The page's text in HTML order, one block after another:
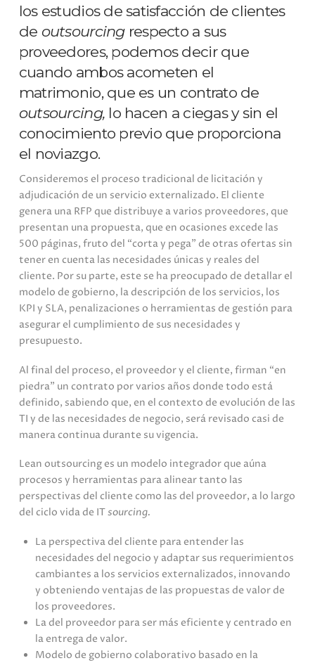
los estudios de satisfacción de clientes
de outsourcingrespecto a sus
proveedores, podemos decir que
cuando ambos acometen el
matrimonio, que es un contrato de
outsourcing, lo hacen a ciegas y sin el
conocimiento previo que proporciona
el noviazgo.
Consideremos el proceso tradicional de licitación y
adjudicación de un servicio externalizado. El cliente
genera una RFP que distribuye a varios proveedores, que
presentan una propuesta, que en ocasiones excede las
500 páginas, fruto del “corta y pega” de otras ofertas sin
tener en cuenta las necesidades únicas y reales del
cliente. Por su parte, este se ha preocupado de detallar el
modelo de gobierno, la descripción de los servicios, los
KPI y SLA, penalizaciones o herramientas de gestión para
asegurar el cumplimiento de sus necesidades y
presupuesto.
Al final del proceso, el proveedor y el cliente, firman “en
piedra” un contrato por varios años donde todo está
definido, sabiendo que, en el contexto de evolución de las
TI y de las necesidades de negocio, será revisado casi de
manera continua durante su vigencia.
Lean outsourcing es un modelo integrador que aúna
procesos y herramientas para alinear tanto las
perspectivas del cliente como las del proveedor, a lo largo
del ciclo vida de ITsourcing.
La perspectiva del cliente para entender las
necesidades del negocio y adaptar sus requerimientos
cambiantes a los servicios externalizados, innovando
y obteniendo ventajas de las propuestas de valor de
los proveedores.
La del proveedor para ser más eficiente y centrado en
la entrega de valor.
Modelo de gobierno colaborativo basado en la